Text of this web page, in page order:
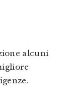
alcuni